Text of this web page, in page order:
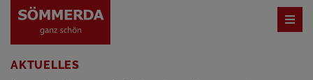
AKTUELLES